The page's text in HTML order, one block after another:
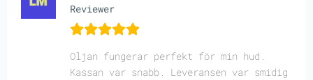
Reviewer
Oljan fungerar perfekt för min hud.
Kassan var snabb. Leveransen var smidig